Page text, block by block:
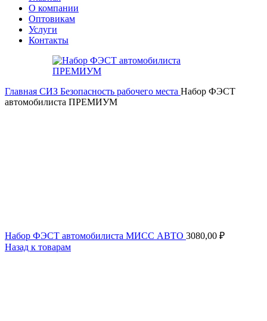
О компании
Оптовикам
Услуги
Контакты
Главная СИЗ Безопасность рабочего места Набор ФЭСТ
автомобилиста ПРЕМИУМ
Набор ФЭСТ автомобилиста МИСС АВТО 3080,00 ₽
Назад к товарам